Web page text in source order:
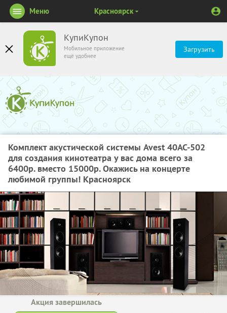
КупиКупон
Мобильное приложение
ещё удобнее
Загрузить
Меню Красноярск
Комплект акустической системы Avest 40AC-502
для создания кинотеатра у вас дома всего за
6400р. вместо 15000р. Окажись на концерте
любимой группы! Красноярск
Акция завершилась